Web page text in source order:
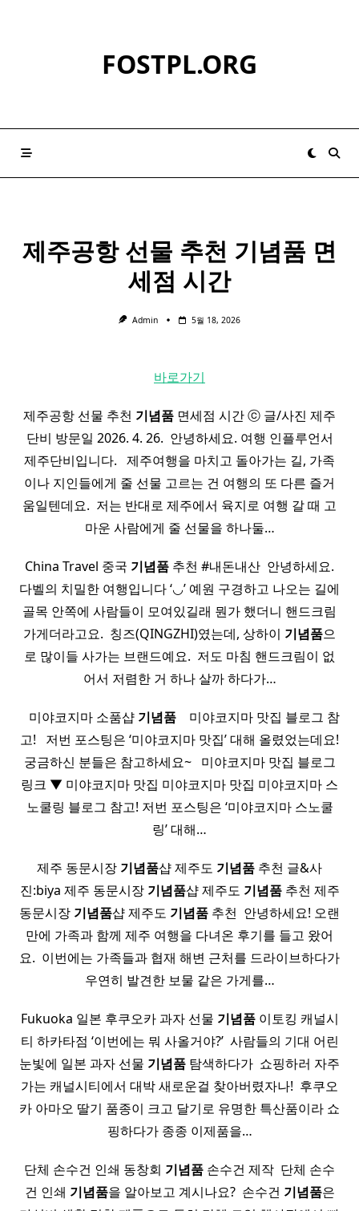
FOSTPL.ORG
제주공항 선물 추천 기념품 면
세점 시간
Admin 5월 18, 2026
바로가기
제주공항 선물 추천 기념품 면세점 시간 ⓒ 글/사진 제주
단비 방문일 2026. 4. 26. ​ 안녕하세요. 여행 인플루언서
제주단비입니다. ​ ​ 제주여행을 마치고 돌아가는 길, 가족
이나 지인들에게 줄 선물 고르는 건 여행의 또 다른 즐거
움일텐데요. ​ 저는 반대로 제주에서 육지로 여행 갈 때 고
마운 사람에게 줄 선물을 하나둘…
China Travel 중국 기념품 추천 #내돈내산 ​ 안녕하세요.
다벨의 치밀한 여행입니다 ‘◡’ 예원 구경하고 나오는 길에
골목 안쪽에 사람들이 모여있길래 뭔가 했더니 핸드크림
가게더라고요. ​ 칭즈(QINGZHI)였는데, 상하이 기념품으
로 많이들 사가는 브랜드예요. ​ 저도 마침 핸드크림이 없
어서 저렴한 거 하나 살까 하다가…
​ ​ ​ 미야코지마 소품샵 기념품 ​ ​ ​ 미야코지마 맛집 블로그 참
고! ​ ​ 저번 포스팅은 ‘미야코지마 맛집’ 대해 올렸었는데요!
궁금하신 분들은 참고하세요~ ​ ​ 미야코지마 맛집 블로그
링크 ▼ 미야코지마 맛집 미야코지마 맛집 미야코지마 스
노쿨링 블로그 참고! 저번 포스팅은 ‘미야코지마 스노쿨
링’ 대해…
제주 동문시장 기념품샵 제주도 기념품 추천 글&사
진:biya 제주 동문시장 기념품샵 제주도 기념품추천 제주
동문시장 기념품샵 제주도 기념품 추천 ​ 안녕하세요! 오랜
만에 가족과 함께 제주 여행을 다녀온 후기를 들고 왔어
요. ​ 이번에는 가족들과 협재 해변 근처를 드라이브하다가
우연히 발견한 보물 같은 가게를…
Fukuoka 일본 후쿠오카 과자 선물 기념품이토킹 캐널시
티 하카타점 ‘이번에는 뭐 사올거야?’ ​ 사람들의 기대 어린
눈빛에 일본 과자 선물 기념품 탐색하다가 ​ 쇼핑하러 자주
가는 캐널시티에서 대박 새로운걸 찾아버렸자나! ​ 후쿠오
카 아마오 딸기 품종이 크고 달기로 유명한 특산품이라 쇼
핑하다가 종종 이제품을…
단체 손수건 인쇄 동창회 기념품 손수건 제작 ​ 단체 손수
건 인쇄 기념품을 알아보고 계시나요? ​ 손수건 기념품은